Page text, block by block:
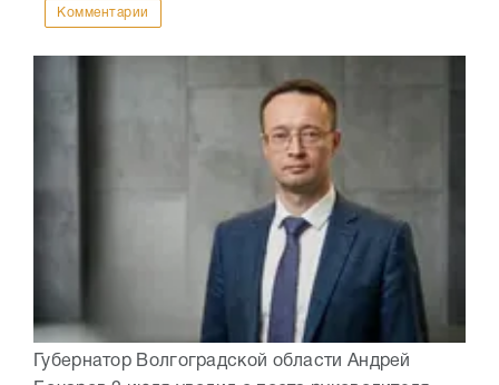
Комментарии
Губернатор Волгоградской области Андрей